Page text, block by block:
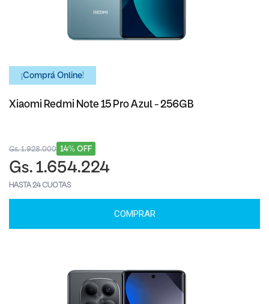
¡Comprá Online!
Xiaomi Redmi Note 15 Pro Azul - 256GB
14% OFF
Gs. 1.928.000
Gs. 1.654.224
HASTA 24 CUOTAS
COMPRAR